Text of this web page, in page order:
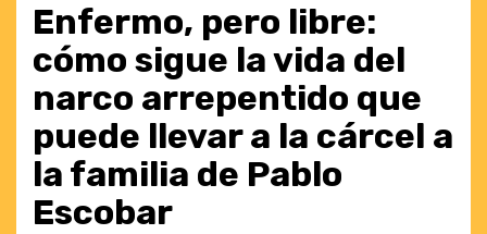
Enfermo, pero libre:
cómo sigue la vida del
narco arrepentido que
puede llevar a la cárcel a
la familia de Pablo
Escobar